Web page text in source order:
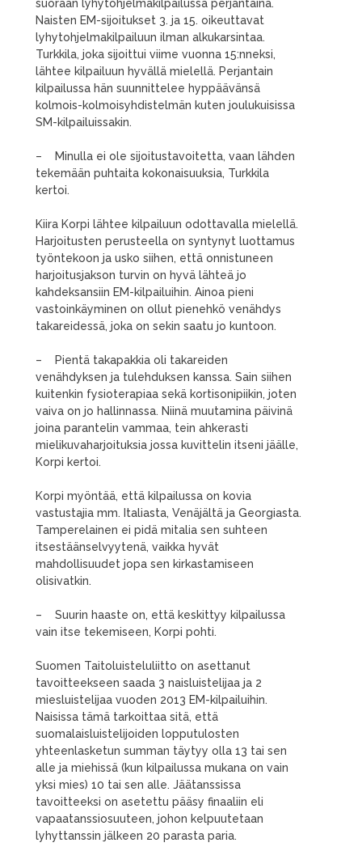
suoraan lyhytohjelmakilpailussa perjantaina.
Naisten EM-sijoitukset 3. ja 15. oikeuttavat
lyhytohjelmakilpailuun ilman alkukarsintaa.
Turkkila, joka sijoittui viime vuonna 15:nneksi,
lähtee kilpailuun hyvällä mielellä. Perjantain
kilpailussa hän suunnittelee hyppäävänsä
kolmois-kolmoisyhdistelmän kuten joulukuisissa
SM-kilpailuissakin.
– Minulla ei ole sijoitustavoitetta, vaan lähden
tekemään puhtaita kokonaisuuksia, Turkkila
kertoi.
Kiira Korpi lähtee kilpailuun odottavalla mielellä.
Harjoitusten perusteella on syntynyt luottamus
työntekoon ja usko siihen, että onnistuneen
harjoitusjakson turvin on hyvä lähteä jo
kahdeksansiin EM-kilpailuihin. Ainoa pieni
vastoinkäyminen on ollut pienehkö venähdys
takareidessä, joka on sekin saatu jo kuntoon.
– Pientä takapakkia oli takareiden
venähdyksen ja tulehduksen kanssa. Sain siihen
kuitenkin fysioterapiaa sekä kortisonipiikin, joten
vaiva on jo hallinnassa. Niinä muutamina päivinä
joina parantelin vammaa, tein ahkerasti
mielikuvaharjoituksia jossa kuvittelin itseni jäälle,
Korpi kertoi.
Korpi myöntää, että kilpailussa on kovia
vastustajia mm. Italiasta, Venäjältä ja Georgiasta.
Tamperelainen ei pidä mitalia sen suhteen
itsestäänselvyytenä, vaikka hyvät
mahdollisuudet jopa sen kirkastamiseen
olisivatkin.
– Suurin haaste on, että keskittyy kilpailussa
vain itse tekemiseen, Korpi pohti.
Suomen Taitoluisteluliitto on asettanut
tavoitteekseen saada 3 naisluistelijaa ja 2
miesluistelijaa vuoden 2013 EM-kilpailuihin.
Naisissa tämä tarkoittaa sitä, että
suomalaisluistelijoiden lopputulosten
yhteenlasketun summan täytyy olla 13 tai sen
alle ja miehissä (kun kilpailussa mukana on vain
yksi mies) 10 tai sen alle. Jäätanssissa
tavoitteeksi on asetettu pääsy finaaliin eli
vapaatanssiosuuteen, johon kelpuutetaan
lyhyttanssin jälkeen 20 parasta paria.